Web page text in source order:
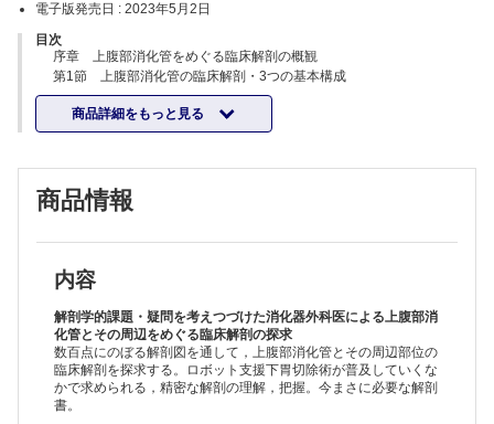
電子版発売日 : 2023年5月2日
目次
序章 上腹部消化管をめぐる臨床解剖の概観
第1節 上腹部消化管の臨床解剖・3つの基本構成
第2節 腹部・骨盤内消化管の区分を考える
第3節 複雑な上腹部腸管の臨床解剖：その理解の方法
第4節 上腹部腸管・大腹腔内腸管・骨盤内腹膜外腸管：特徴の概観
1）考察の視点
2）中胚葉上皮・組織の陥入
第2節 卵黄囊動脈・静脈への整理・統合と腹側（前）間膜
第3節 臍静脈と腹側（前）間膜
第4節 腹側（前）間膜，背側（後）間膜の完成
第2章 血管走行の基本型―間膜系動静脈と体壁系動静脈
第1節 血管走行の基本型
第2節 血管走行の基本型の成り立ち
1）血管走行の基本型の成り立ち（1）
2）血管走行の基本型の成り立ち（2）
商品詳細をもっと見る
商品情報
内容
解剖学的課題・疑問を考えつづけた消化器外科医による上腹部消
化管とその周辺をめぐる臨床解剖の探求
数百点にのぼる解剖図を通して，上腹部消化管とその周辺部位の
臨床解剖を探求する。ロボット支援下胃切除術が普及していくな
かで求められる，精密な解剖の理解，把握。今まさに必要な解剖
書。